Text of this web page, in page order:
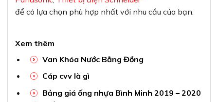
để có lựa chọn phù hợp nhất với nhu cầu của bạn.
Xem thêm
Van Khóa Nước Bằng Đồng
Cáp cvv là gì
Bảng giá ống nhựa Bình Minh 2019 – 2020